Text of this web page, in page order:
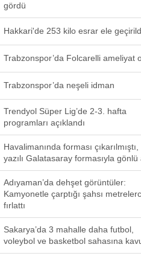
gördü
Hakkari'de 253 kilo esrar ele
Trabzonspor’da Folcarelli ameliyat
Trabzonspor’da neşeli idman
Trendyol Süper Lig’de 2-3. hafta
programları açıklandı
Havalimanında forması
yazılı Galatasaray formasıyla gönlü
Adıyaman’da dehşet görüntüler:
Kamyonetle çarptığı şahsı
fırlattı
Sakarya’da 3 mahalle daha futbol,
voleybol ve basketbol sahasına